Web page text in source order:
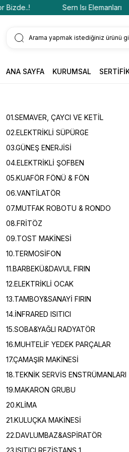
Sern Isı Elemanları
ANA SAYFA KURUMSAL
01.SEMAVER, ÇAYCI VE KETİL
02.ELEKTRİKLİ SÜPÜRGE
03.GÜNEŞ ENERJİSİ
04.ELEKTRİKLİ ŞOFBEN
05.KUAFÖR FÖNÜ & FÖN
06.VANTİLATÖR
07.MUTFAK ROBOTU & RONDO
08.FRİTÖZ
09.TOST MAKİNESİ
10.TERMOSİFON
11.BARBEKÜ&DAVUL FIRIN
12.ELEKTRİKLİ OCAK
13.TAMBOY&SANAYİ FIRIN
14.İNFRARED ISITICI
15.SOBA&YAĞLI RADYATÖR
16.MUHTELİF YEDEK PARÇALAR
17.ÇAMAŞIR MAKİNESİ
18.TEKNİK SERVİS ENSTRÜMANLARI
19.MAKARON GRUBU
20.KLİMA
21.KULUÇKA MAKİNESİ
22.DAVLUMBAZ&ASPİRATÖR
23.ISITICI REZİSTANS 1